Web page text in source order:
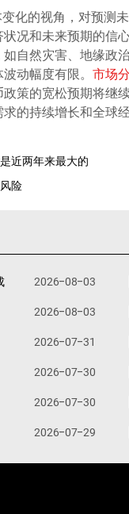
化的视角，对预测
况和未来预期的信
自然灾害、地缘政
动幅度有限。 市场
策的宽松预期将
的持续增长和全球
近两年来最大的
险
2026-08-03
2026-08-03
2026-07-31
2026-07-30
2026-07-30
2026-07-29